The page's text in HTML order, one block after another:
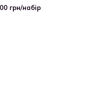
грн/набір